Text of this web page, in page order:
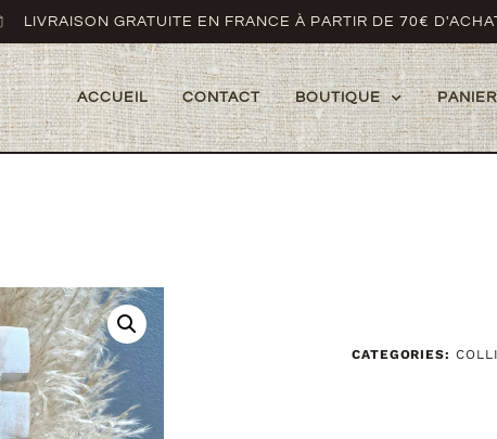
LIVRAISON GRATUITE EN FRANCE À PARTIR DE 70€
ACCUEIL CONTACT BOUTIQUE PANIER
CATEGORIES: